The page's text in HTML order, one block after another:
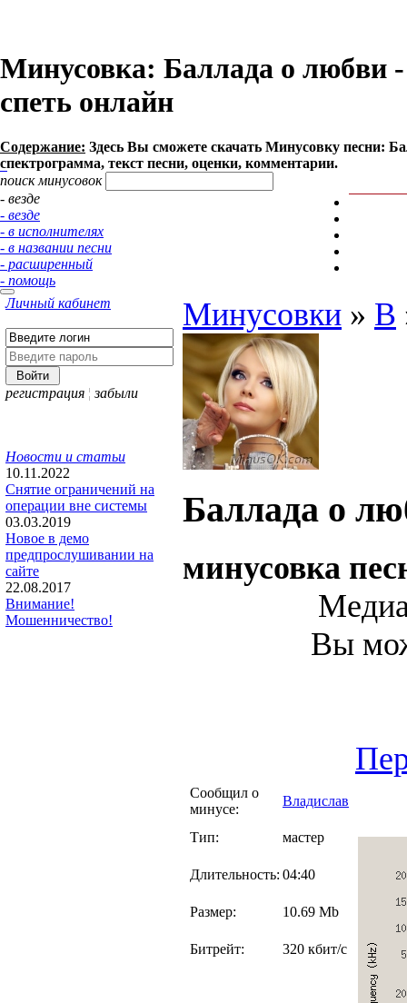
Минусовка: Баллада о любви -
спеть онлайн
Содержание: Здесь Вы сможете cкачать Минусовку песни:
спектрограмма, текст песни, оценки, комментарии.
поиск минусовок
- везде
- везде
- в исполнителях
- в названии песни
- расширенный
- помощь
Личный кабинет
регистрация ¦ забыли
Новости и статьи
10.11.2022
Снятие ограничений на
операции вне системы
03.03.2019
Новое в демо
предпрослушивании на
сайте
22.08.2017
Внимание!
Мошенничество!
Минусовки » В
Баллада о
минусовка
Вы
Сообщил о
минусе:
Владислав
Тип: мастер
Длительность: 04:40
Размер: 10.69 Mb
Битрейт: 320 кбит/с